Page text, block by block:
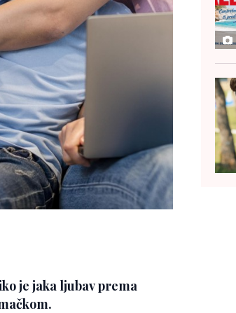
je jaka ljubav prema